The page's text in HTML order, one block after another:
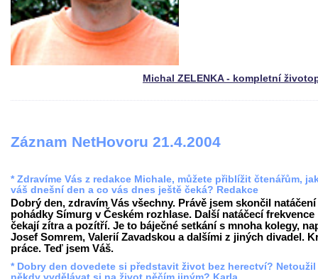
Michal ZELENKA - kompletní
Záznam NetHovoru 21.4.2004
* Zdravíme Vás z redakce Michale, můžete přiblížit čtenářům,
váš dnešní den a co vás dnes ještě čeká? Redakce
Dobrý den, zdravím Vás všechny. Právě jsem skončil natáčení
pohádky Símurg v Českém rozhlase. Další natáčecí frekvence
čekají zítra a pozítří. Je to báječné setkání s mnoha kolegy,
Josef Somrem, Valerií Zavadskou a dalšími z jiných divadel.
práce. Teď jsem Váš.
* Dobry den dovedete si představit život bez herectví?